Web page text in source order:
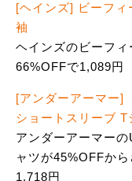
[ヘインズ] ビーフ
袖
ヘインズのビーフ
66%OFFで1,089円
[アンダーアーマー]
ショートスリーブ T
アンダーアーマー
ャツが45%OFFか
1,718円